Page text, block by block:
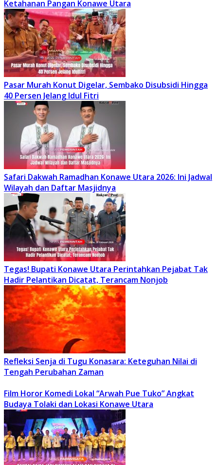
Ketahanan Pangan Konawe Utara
Pasar Murah Konut Digelar, Sembako Disubsidi Hingga
40 Persen Jelang Idul Fitri
Safari Dakwah Ramadhan Konawe Utara 2026: Ini Jadwal
Wilayah dan Daftar Masjidnya
Tegas! Bupati Konawe Utara Perintahkan Pejabat Tak
Hadir Pelantikan Dicatat, Terancam Nonjob
Refleksi Senja di Tugu Konasara: Keteguhan Nilai di
Tengah Perubahan Zaman
Film Horor Komedi Lokal “Arwah Pue Tuko” Angkat
Budaya Tolaki dan Lokasi Konawe Utara